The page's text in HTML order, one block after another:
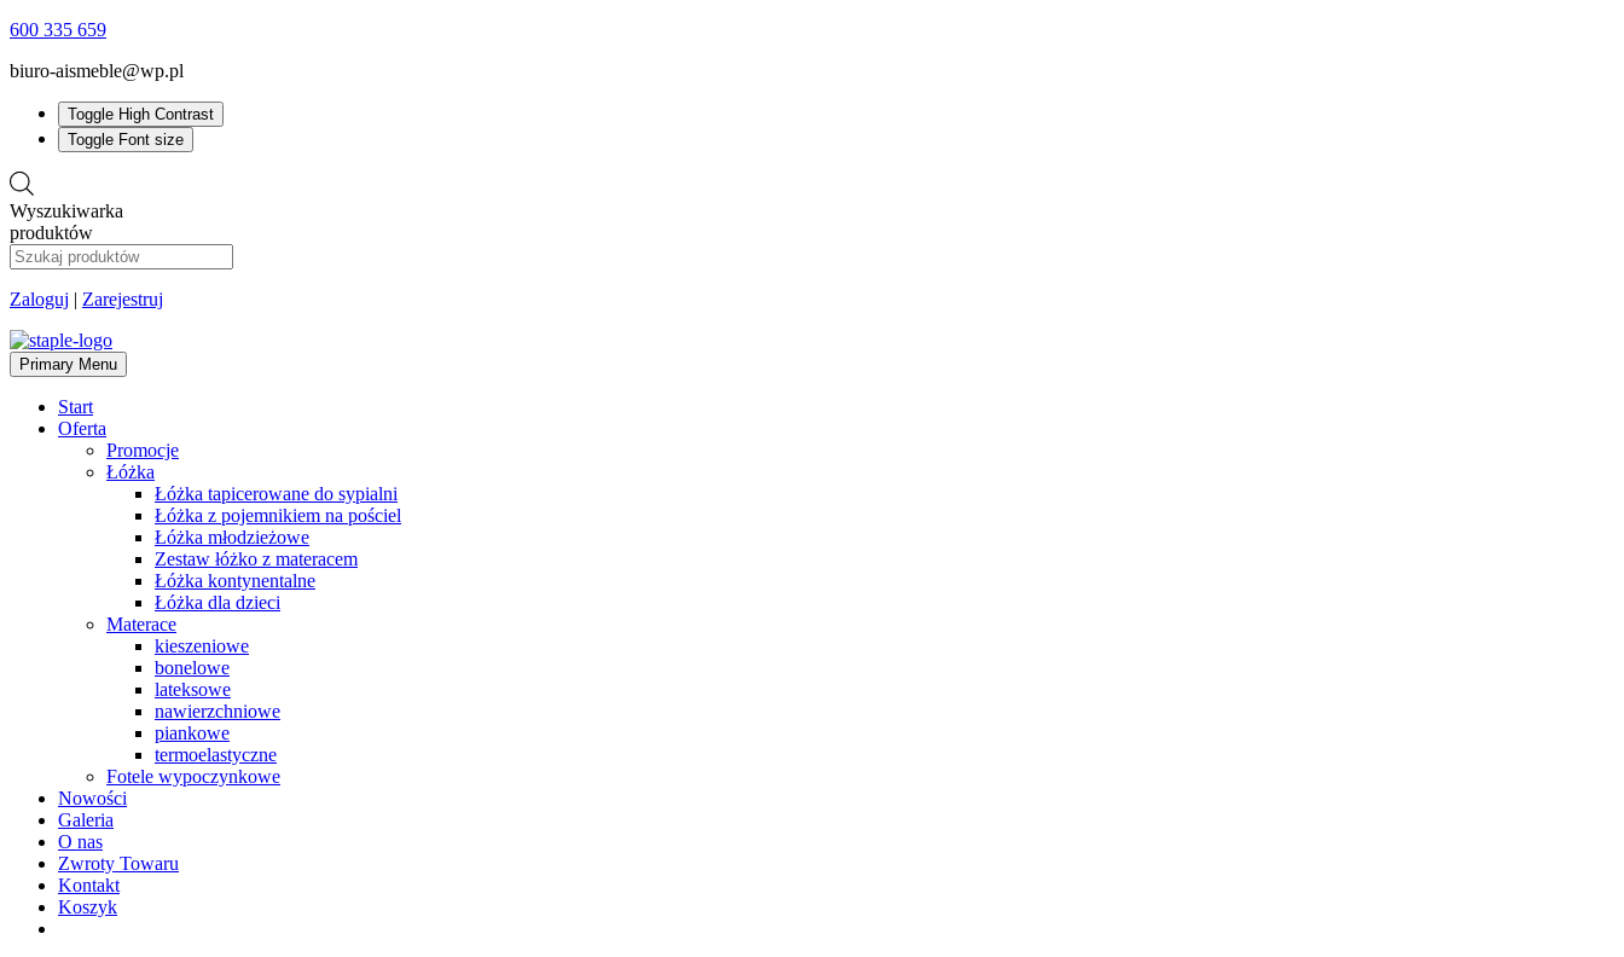
600 335 659
biuro-aismeble@wp.pl
Toggle High Contrast
Toggle Font size
Wyszukiwarka
produktów
Zaloguj | Zarejestruj
Primary Menu
Start
Oferta
Promocje
Łóżka
Łóżka tapicerowane do sypialni
Łóżka z pojemnikiem na pościel
Łóżka młodzieżowe
Zestaw łóżko z materacem
Łóżka kontynentalne
Łóżka dla dzieci
Materace
kieszeniowe
bonelowe
lateksowe
nawierzchniowe
piankowe
termoelastyczne
Fotele wypoczynkowe
Nowości
Galeria
O nas
Zwroty Towaru
Kontakt
Koszyk